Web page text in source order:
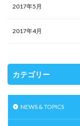
2017年5月
2017年4月
カテゴリー
NEWS & TOPICS